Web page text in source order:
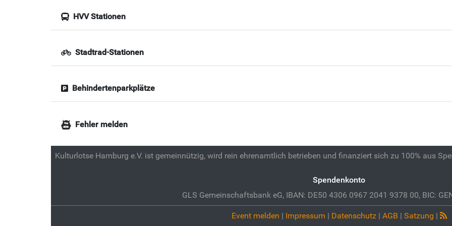
HVV Stationen
Stadtrad-Stationen
Behindertenparkplätze
Fehler melden
Kulturlotse Hamburg e.V. ist gemeinnützig, wird rein ehrenamtlich betrieben und finanziert sich zu 100% aus
Spendenkonto
GLS Gemeinschaftsbank eG, IBAN: DE50 4306 0967 2041 9378 00, BIC:
Event melden | Impressum | Datenschutz| AGB | Satzung |